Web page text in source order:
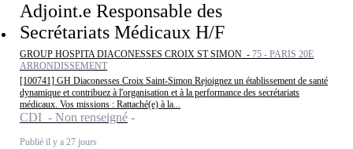
Adjoint.e Responsable des
Secrétariats Médicaux H/F
GROUP HOSPITA DIACONESSES CROIX ST SIMON - 75 - PARIS 20E
ARRONDISSEMENT
[100741] GH Diaconesses Croix Saint-Simon Rejoignez un établissement de santé
dynamique et contribuez à l'organisation et à la performance des secrétariats
médicaux. Vos missions : Rattaché(e) à la...
CDI - Non renseigné
Publié il y a 27 jours